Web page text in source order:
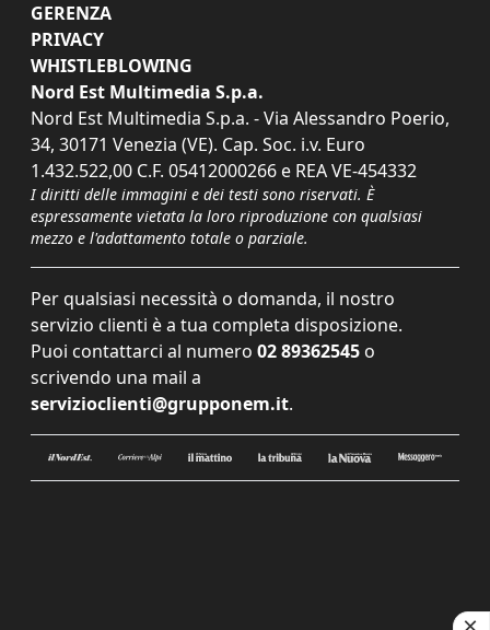
GERENZA
PRIVACY
WHISTLEBLOWING
Nord Est Multimedia S.p.a.
Nord Est Multimedia S.p.a. - Via Alessandro Poerio,
34, 30171 Venezia (VE). Cap. Soc. i.v. Euro
1.432.522,00 C.F. 05412000266 e REA VE-454332
I diritti delle immagini e dei testi sono riservati. È
espressamente vietata la loro riproduzione con qualsiasi
mezzo e l'adattamento totale o parziale.
Per qualsiasi necessità o domanda, il nostro
servizio clienti è a tua completa disposizione.
Puoi contattarci al numero 02 89362545 o
scrivendo una mail a
servizioclienti@grupponem.it.